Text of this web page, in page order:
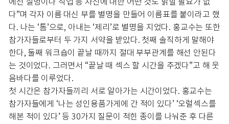
다”며 각자 이름 대신 부를 별명을 만들어 이름표를 붙이라고 했
다. 나는 ‘톰’으로, 아내는 ‘제리’로 별명을 지었다. 홍교수는 또한
참가자들로부터 두 가지 서약을 받았다. 첫째 솔직하게 말해야
한다, 둘째 워크숍이 끝날 때까지 절대 부부관계를 해선 안된다
는 것이었다. 그러면서 “끝날 때 섹스 할 시간을 주겠다”고 해 웃
음바다를 이루었다.
첫 시간은 참가자들끼리 서로 알아가는 시간이었다. 홍교수는
참가자들에게 ‘나는 성인용품가게에 간 적이 있다’ ‘오럴섹스를
해본 적이 있다’ 등 30가지 질문이 적힌 종이를 나눠준 후 다른